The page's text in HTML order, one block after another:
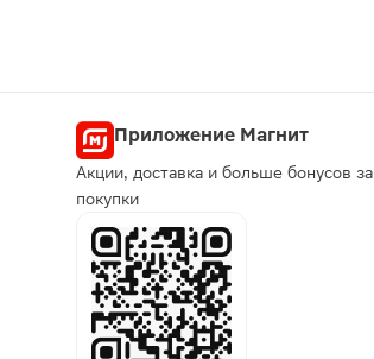
Приложение Магнит
Акции, доставка и больше бонусов за
покупки